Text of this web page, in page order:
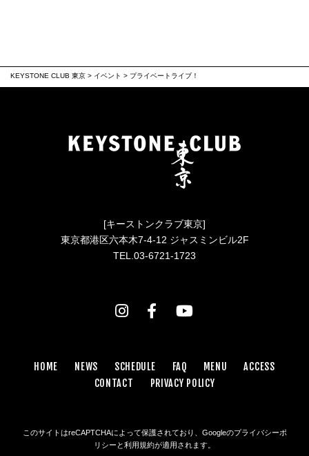
KEYSTONE CLUB 東京 > イベント > プライベートライブ！
[キーストンクラブ東京]
東京都港区六本木7-4-12 ジャスミンビル2F
TEL.03-6721-1723
HOME NEWS SCHEDULE FAQ MENU
ACCESS
CONTACT
PRIVACY POLICY
このサイトはreCAPTCHAによって保護されており、Googleのプライバシーポ
リシー と利用規約が適用されます。